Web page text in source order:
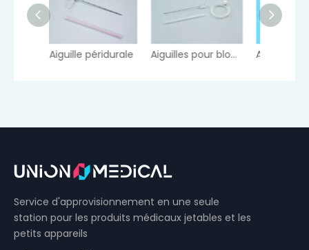
péridurale Aiguilles pour bloc nerveux Aiguille vertébrale à pointe de crayon
Service d'approvisionnement en une seule
station pour les produits médicaux jetables et les
petits appareils